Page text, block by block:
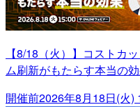
【8/18（火）】コストカ
ム刷新がもたらす本当の
開催前2026年8月18日(火)